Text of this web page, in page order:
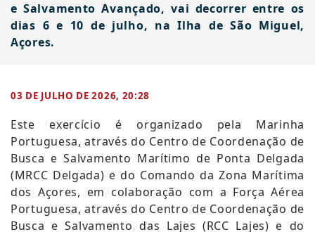
e Salvamento Avançado, vai decorrer entre os
dias 6 e 10 de julho, na Ilha de São Miguel,
Açores.
03 DE JULHO DE 2026, 20:28
​Este exercício é organizado pela Marinha
Portuguesa, através do Centro de Coordenação de
Busca e Salvamento Marítimo de Ponta Delgada
(MRCC Delgada) e do Comando da Zona Marítima
dos Açores, em colaboração com a Força Aérea
Portuguesa, através do Centro de Coordenação de
Busca e Salvamento das Lajes (RCC Lajes) e do